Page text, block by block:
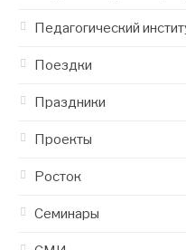
Педагогический
Поездки
Праздники
Проекты
Росток
Семинары